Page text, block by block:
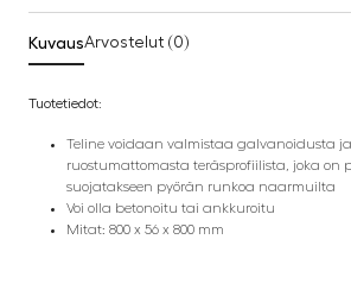
KuvausArvostelut (0)
Tuotetiedot:
Teline voidaan valmistaa galvanoidusta
ruostumattomasta teräsprofiilista, joka on
suojatakseen pyörän runkoa naarmuilta
Voi olla betonoitu tai ankkuroitu
Mitat: 800 x 56 x 800 mm